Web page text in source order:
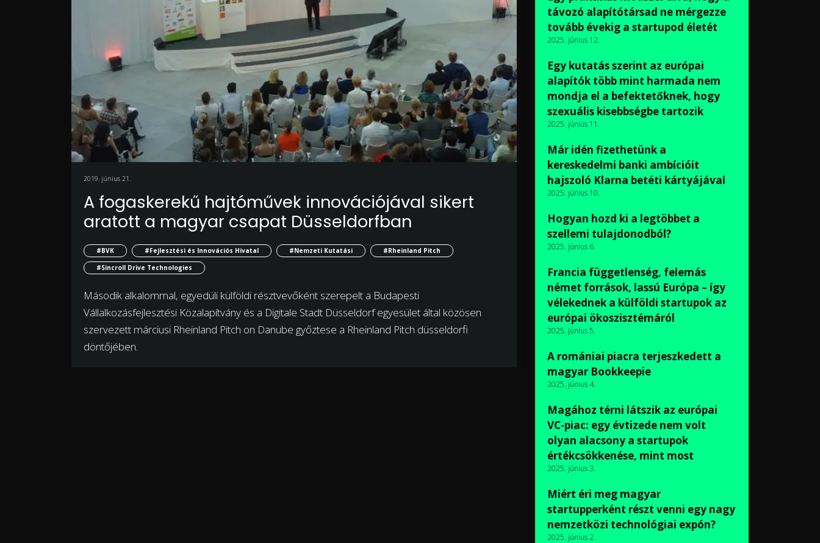
2019. június 21.
A fogaskerekű hajtóművek innovációjával sikert
aratott a magyar csapat Düsseldorfban
#BVK #Fejlesztési és Innovációs Hivatal #Nemzeti Kutatási
#Rheinland Pitch
#Sincroll Drive Technologies
Második alkalommal, egyedüli külföldi résztvevőként szerepelt a Budapesti
Vállalkozásfejlesztési Közalapítvány és a Digitale Stadt Düsseldorf egyesület által közösen
szervezett márciusi Rheinland Pitch on Danube győztese a Rheinland Pitch düsseldorfi
döntőjében.
távozó alapítótársad ne mérgezze
tovább évekig a startupod életét
2025. június 12.
Egy kutatás szerint az európai
alapítók több mint harmada nem
mondja el a befektetőknek, hogy
szexuális kisebbségbe tartozik
2025. június 11.
Már idén fizethetünk a
kereskedelmi banki ambícióit
hajszoló Klarna betéti kártyájával
2025. június 10.
Hogyan hozd ki a legtöbbet a
szellemi tulajdonodból?
2025. június 6.
Francia függetlenség, felemás
német források, lassú Európa – így
vélekednek a külföldi startupok az
európai ökoszisztémáról
2025. június 5.
A romániai piacra terjeszkedett a
magyar Bookkeepie
2025. június 4.
Magához térni látszik az európai
VC-piac: egy évtizede nem volt
olyan alacsony a startupok
értékcsökkenése, mint most
2025. június 3.
Miért éri meg magyar
startupperként részt venni egy nagy
nemzetközi technológiai expón?
2025. június 2.